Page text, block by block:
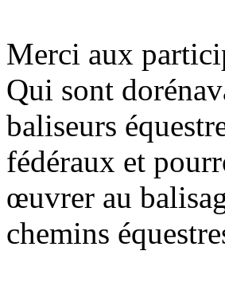
Merci aux
Qui sont
baliseurs
fédéraux et
œuvrer au
chemins